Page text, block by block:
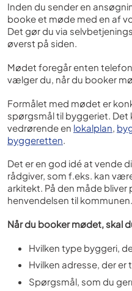
Inden du sender en
booke et møde med en af
Det gør du via
øverst på siden.
Mødet foregår enten
vælger du, når du booker
Formålet med mødet er
spørgsmål til byggeriet.
vedrørende en lokalplan
byggeretten
Det er en god idé at vende
rådgiver, som f.eks. kan
arkitekt. På den måde
henvendelsen til kommunen.
Når du booker mødet, skal
Hvilken type byggeri,
Hvilken adresse, der er
Spørgsmål, som du